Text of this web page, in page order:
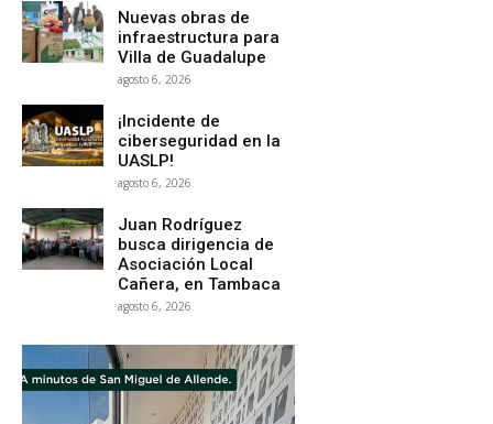
Nuevas obras de
infraestructura para
Villa de Guadalupe
agosto 6, 2026
¡Incidente de
ciberseguridad en la
UASLP!
agosto 6, 2026
Juan Rodríguez
busca dirigencia de
Asociación Local
Cañera, en Tambaca
agosto 6, 2026